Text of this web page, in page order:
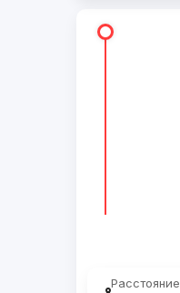
Расстояние